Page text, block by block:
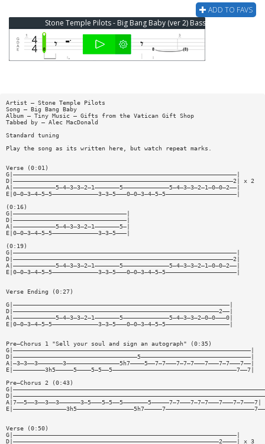
ADD TO FAVS
Stone Temple Pilots - Big Bang Baby (ver 2) Bass Tab
Artist — Stone Temple Pilots
Song — Big Bang Baby
Album — Tiny Music — Gifts from the Vatican Gift Shop
Tabbed by — Alec MacDonald
Standard tuning
Play the song as its written here, but watch repeat marks.
Verse (0:01)
G|———————————————————————————————————————————————————————————————|
D|——————————————————————————————————————————————————————————————2| x 2
A|————————————5—4—3—3—2—1———————5—————————————5—4—3—3—2—1—0—0—2——|
E|0—0—3—4—5—5—————————————3—3—5———0—0—3—4—5—5————————————————————|
(0:16)
G|————————————————————————————————|
D|————————————————————————————————|
A|————————————5—4—3—3—2—1———————5—|
E|0—0—3—4—5—5—————————————3—3—5———|
(0:19)
G|———————————————————————————————————————————————————————————————|
D|——————————————————————————————————————————————————————————————2|
A|————————————5—4—3—3—2—1———————5—————————————5—4—3—3—2—1—0—0—2——|
E|0—0—3—4—5—5—————————————3—3—5———0—0—3—4—5—5————————————————————|
Verse Ending (0:27)
G|—————————————————————————————————————————————————————————————|
D|——————————————————————————————————————————————————————————2——|
A|————————————5—4—3—3—2—1———————5—————————————5—4—3—3—2—0—0———0|
E|0—0—3—4—5—5—————————————3—3—5———0—0—3—4—5—5——————————————————|
Pre—Chorus 1 "Sell your soul and sign an autograph" (0:35)
G|———————————————————————————————————————————————————————————————————|
D|———————————————————————————————————5———————————————————————————————|
A|—3—3——3———————3———————————————5h7————5——7—7———7—7—7———7———7—7———7——|
E|—————————3h5—————5————5—5——5———————————————————————————————————7——7|
Pre—Chorus 2 (0:43)
A|7——5——3——3——3——————3—5———5—5——5———————5—————7—7———7—7—7———7———7—7———7|
Verse (0:50)
G|———————————————————————————————————————————————————————————————|
D|——————————————————————————————————————————————————————————2————| x 3